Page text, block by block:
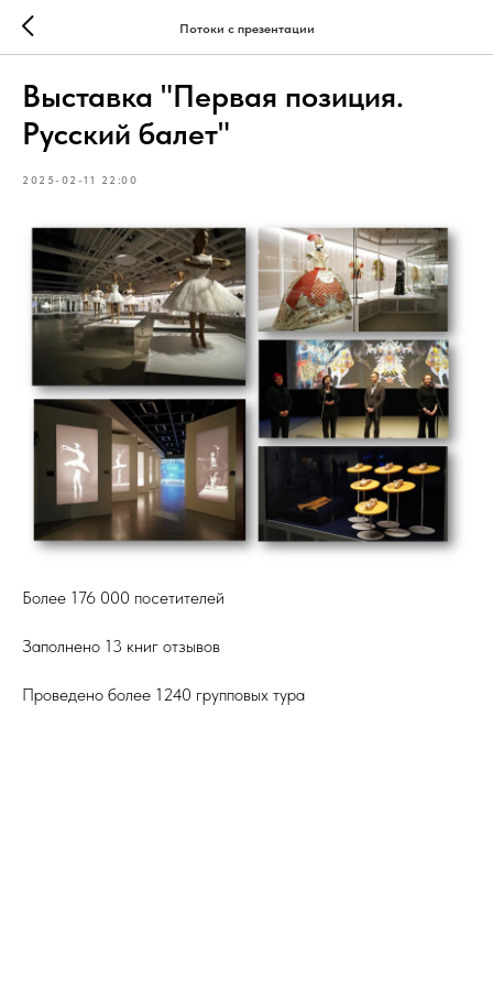
Потоки с презентации
Выставка "Первая позиция.
Русский балет"
2025-02-11 22:00
Более 176 000 посетителей
Заполнено 13 книг отзывов
Проведено более 1240 групповых тура